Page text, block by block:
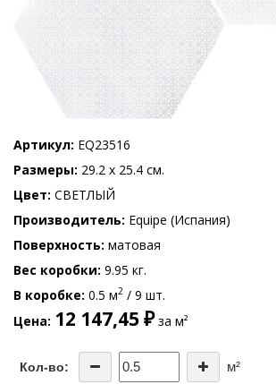
Артикул EQ23516
Размеры 29.2 x 25.4 см.
Цвет СВЕТЛЫЙ
Производитель Equipe (Испания)
Поверхность матовая
Вес коробки 9.95 кг.
В коробке 0.5 м2 / 9 шт.
Цена 12 147,45 ₽за м²
Кол-во:
м²